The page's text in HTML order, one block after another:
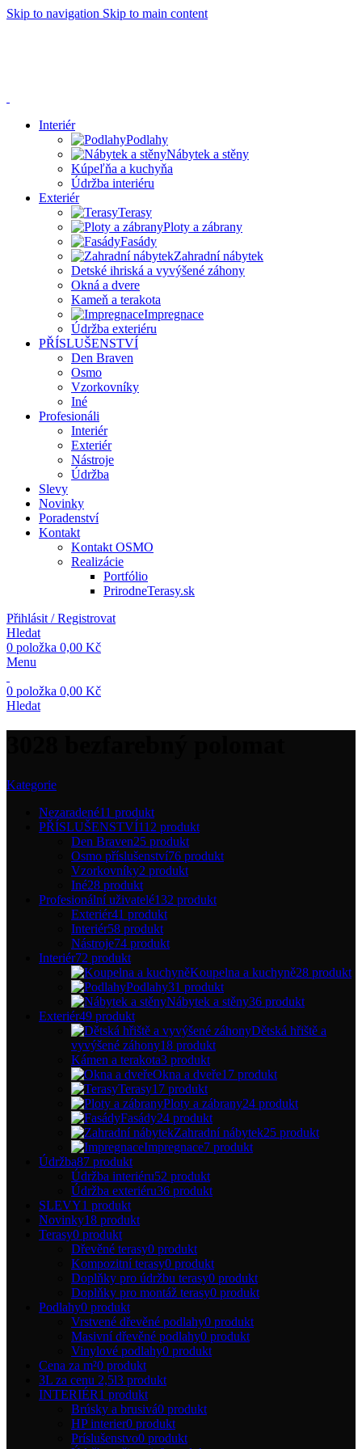
Skip to navigation Skip to main content
Interiér
Podlahy
Nábytek a stěny
Kúpeľňa a kuchyňa
Údržba interiéru
Exteriér
Terasy
Ploty a zábrany
Fasády
Zahradní nábytek
Detské ihriská a vyvýšené záhony
Okná a dvere
Kameň a terakota
Impregnace
Údržba exteriéru
PŘÍSLUŠENSTVÍ
Den Braven
Osmo
Vzorkovníky
Iné
Profesionáli
Interiér
Exteriér
Nástroje
Údržba
Slevy
Novinky
Poradenství
Kontakt
Kontakt OSMO
Realizácie
Portfólio
PrirodneTerasy.sk
Přihlásit / Registrovat
Hledat
0 položka 0,00 Kč
Menu
0 položka 0,00 Kč
Hledat
Kategorie
Nezaradené11 produkt
PŘÍSLUŠENSTVÍ112 produkt
Den Braven25 produkt
Osmo příslušenství76 produkt
Vzorkovníky2 produkt
Iné28 produkt
Profesionální uživatelé132 produkt
Exteriér41 produkt
Interiér58 produkt
Nástroje74 produkt
Interiér72 produkt
Koupelna a kuchyně28 produkt
Podlahy31 produkt
Nábytek a stěny36 produkt
Exteriér49 produkt
Dětská hřiště a
vyvýšené záhony18 produkt
Kámen a terakota3 produkt
Okna a dveře17 produkt
Terasy17 produkt
Ploty a zábrany24 produkt
Fasády24 produkt
Zahradní nábytek25 produkt
Impregnace7 produkt
Údržba87 produkt
Údržba interiéru52 produkt
Údržba exteriéru36 produkt
SLEVY1 produkt
Novinky18 produkt
Terasy0 produkt
Dřevěné terasy0 produkt
Kompozitní terasy0 produkt
Doplňky pro údržbu terasy0 produkt
Doplňky pro montáž terasy0 produkt
Podlahy0 produkt
Vrstvené dřevěné podlahy0 produkt
Masivní dřevěné podlahy0 produkt
Vinylové podlahy0 produkt
Cena za m²0 produkt
3L za cenu 2,5l3 produkt
INTERIÉR1 produkt
Brúsky a brusivá0 produkt
HP interier0 produkt
Príslušenstvo0 produkt